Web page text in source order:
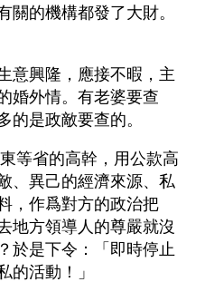
的機構都發了大財。
意興隆，應接不暇，主
婚外情。有老婆要查
的是政敵要查的。
等省的高幹，用公款高
、異己的經濟來源、私
，作爲對方的政治把
地方領導人的尊嚴就沒
於是下令：「即時停止
的活動！」